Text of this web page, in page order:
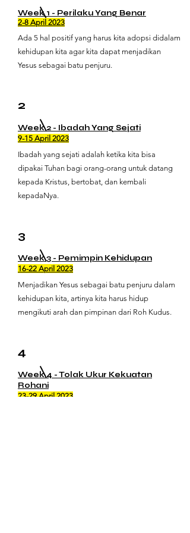
Week 1 - Perilaku Yang Benar
2-8 April 2023
Ada 5 hal positif yang harus kita adopsi didalam
kehidupan kita agar kita dapat menjadikan
Yesus sebagai batu penjuru.
2
Week 2 - Ibadah Yang Sejati
9-15 April 2023
Ibadah yang sejati adalah ketika kita bisa
dipakai Tuhan bagi orang-orang untuk datang
kepada Kristus, bertobat, dan kembali
kepadaNya.
3
Week 3 - Pemimpin Kehidupan
16-22 April 2023
Menjadikan Yesus sebagai batu penjuru dalam
kehidupan kita, artinya kita harus hidup
mengikuti arah dan pimpinan dari Roh Kudus.
4
Week 4 - Tolak Ukur Kekuatan
Rohani
23-29 April 2023